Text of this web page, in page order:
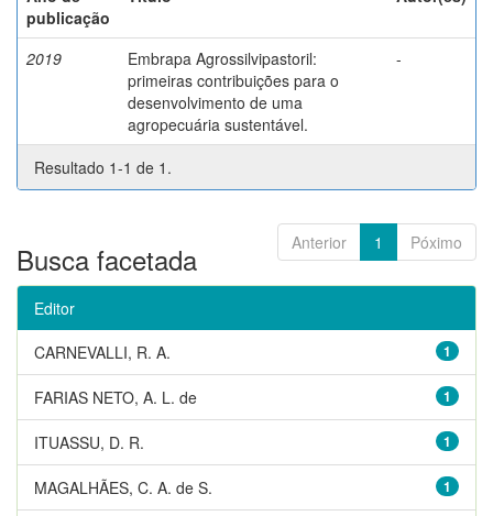
publicação
2019
Embrapa Agrossilvipastoril:
primeiras contribuições para o
desenvolvimento de uma
agropecuária sustentável.
-
Resultado 1-1 de 1.
Anterior 1 Póximo
Busca facetada
Editor
1
CARNEVALLI, R. A.
1
FARIAS NETO, A. L. de
1
ITUASSU, D. R.
1
MAGALHÃES, C. A. de S.